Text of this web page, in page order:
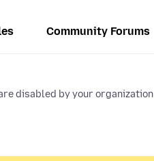
Community Forums
disabled by your organization